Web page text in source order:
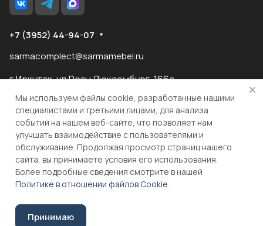
+7 (3952) 44-94-07
sarmacomplect@sarmamebel.ru
г.Иркутск, ул.Розы Люксембург, 166а
разработка
и продвижение сайта
© 2026 ООО "МКС" ИНН 3810055324 ОГРН 1083810004860
Мы используем файлы cookie, разработанные нашими
специалистами и третьими лицами, для анализа
событий на нашем веб-сайте, что позволяет нам
улучшать взаимодействие с пользователями и
обслуживание. Продолжая просмотр страниц нашего
сайта, вы принимаете условия его использования.
Более подробные сведения смотрите в нашей
Политике в отношении файлов Cookie.
Принимаю